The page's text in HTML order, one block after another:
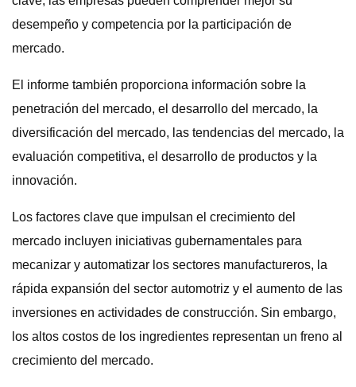
desempeño y competencia por la participación de
mercado.
El informe también proporciona información sobre la
penetración del mercado, el desarrollo del mercado, la
diversificación del mercado, las tendencias del mercado, la
evaluación competitiva, el desarrollo de productos y la
innovación.
Los factores clave que impulsan el crecimiento del
mercado incluyen iniciativas gubernamentales para
mecanizar y automatizar los sectores manufactureros, la
rápida expansión del sector automotriz y el aumento de las
inversiones en actividades de construcción. Sin embargo,
los altos costos de los ingredientes representan un freno al
crecimiento del mercado.